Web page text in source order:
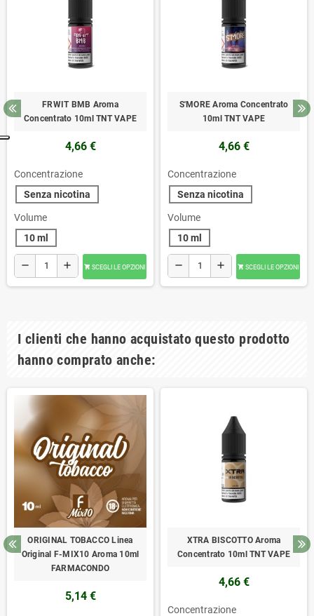
FRWIT BMB Aroma
Concentrato 10ml TNT VAPE
4,66 €
Concentrazione
Senza nicotina
Volume
10 ml
remove add  SCEGLI LE OPZIONI
S'MORE Aroma Concentrato
10ml TNT VAPE
4,66 €
Concentrazione
Senza nicotina
Volume
10 ml
remove add  SCEGLI LE OPZIONI
I clienti che hanno acquistato questo prodotto
hanno comprato anche:
ORIGINAL TOBACCO Linea
Original F-MIX10 Aroma 10ml
FARMACONDO
5,14 €
XTRA BISCOTTO Aroma
Concentrato 10ml TNT VAPE
4,66 €
Concentrazione